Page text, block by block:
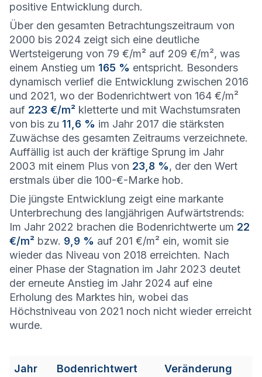
positive Entwicklung durch.
Über den gesamten Betrachtungszeitraum von
2000 bis 2024 zeigt sich eine deutliche
Wertsteigerung von 79 €/m² auf 209 €/m², was
einem Anstieg um 165 % entspricht. Besonders
dynamisch verlief die Entwicklung zwischen 2016
und 2021, wo der Bodenrichtwert von 164 €/m²
auf 223 €/m² kletterte und mit Wachstumsraten
von bis zu 11,6 % im Jahr 2017 die stärksten
Zuwächse des gesamten Zeitraums verzeichnete.
Auffällig ist auch der kräftige Sprung im Jahr
2003 mit einem Plus von 23,8 %, der den Wert
erstmals über die 100-€-Marke hob.
Die jüngste Entwicklung zeigt eine markante
Unterbrechung des langjährigen Aufwärtstrends:
Im Jahr 2022 brachen die Bodenrichtwerte um 22
€/m² bzw. 9,9 % auf 201 €/m² ein, womit sie
wieder das Niveau von 2018 erreichten. Nach
einer Phase der Stagnation im Jahr 2023 deutet
der erneute Anstieg im Jahr 2024 auf eine
Erholung des Marktes hin, wobei das
Höchstniveau von 2021 noch nicht wieder erreicht
wurde.
Jahr Bodenrichtwert Veränderung